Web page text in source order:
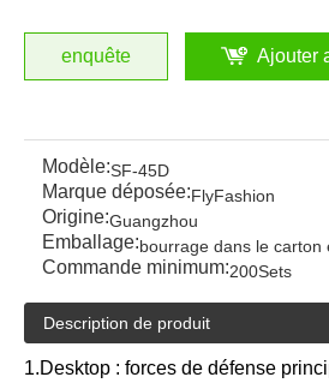
enquête Ajouter
Modèle:SF-45D
Marque déposée:FlyFashion
Origine:Guangzhou
Emballage:bourrage dans le carton
Commande minimum:200Sets
Description de produit
1.Desktop : forces de défense